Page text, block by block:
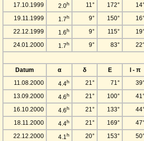
17.10.1999
2.0h 11° 172°
19.11.1999
1.7h 9° 150°
22.12.1999
1.6h 9° 115°
24.01.2000
1.7h 9° 83°
Datum α δ E
l - π
11.08.2000
4.4h 21° 71°
13.09.2000
4.6h 21° 100°
16.10.2000
4.6h 21° 133°
18.11.2000
4.4h 21° 169°
22.12.2000
4.1h 20° 153°